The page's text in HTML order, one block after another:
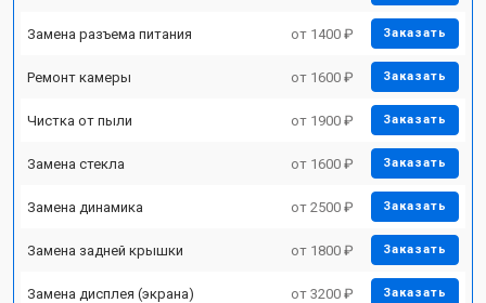
Замена разъема питания от 1400 ₽ Заказать
Ремонт камеры от 1600 ₽ Заказать
Чистка от пыли от 1900 ₽ Заказать
Замена стекла от 1600 ₽ Заказать
Замена динамика от 2500 ₽ Заказать
Замена задней крышки от 1800 ₽ Заказать
Замена дисплея (экрана) от 3200 ₽ Заказать